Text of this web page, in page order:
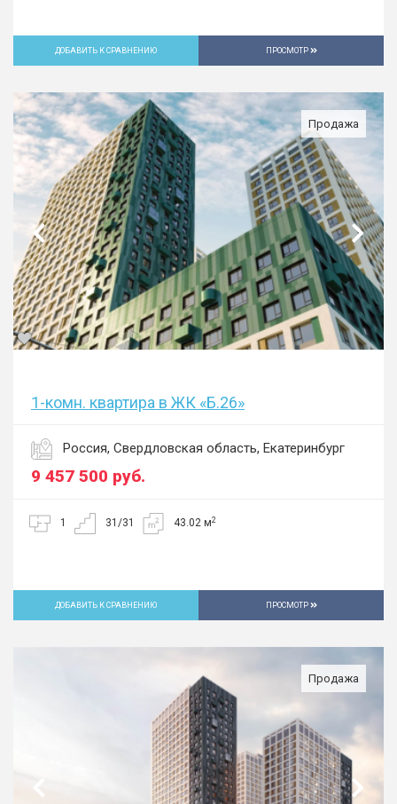
ДОБАВИТЬ К СРАВНЕНИЮ ПРОСМОТР
Продажа
1-комн. квартира в ЖК «Б.26»
Россия, Свердловская область, Екатеринбург
9 457 500 руб.
1 31/31 43.02 м2
ДОБАВИТЬ К СРАВНЕНИЮ ПРОСМОТР
Продажа